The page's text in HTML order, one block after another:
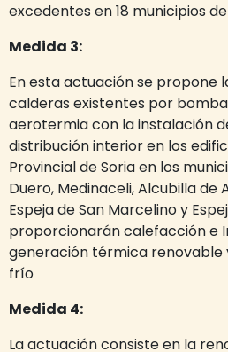
excedentes en 18 municipios
Medida 3:
En esta actuación se propone
calderas existentes por
aerotermia con la instalación
distribución interior en los
Provincial de Soria en los
Duero, Medinaceli, Alcubilla de
Espeja de San Marcelino y
proporcionarán calefacción e
generación térmica renovable
frío
Medida 4:
La actuación consiste en la